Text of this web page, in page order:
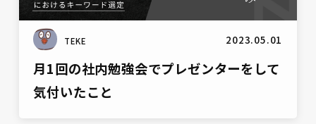
TEKE 2023.05.01
月1回の社内勉強会でプレゼンターをして
気付いたこと